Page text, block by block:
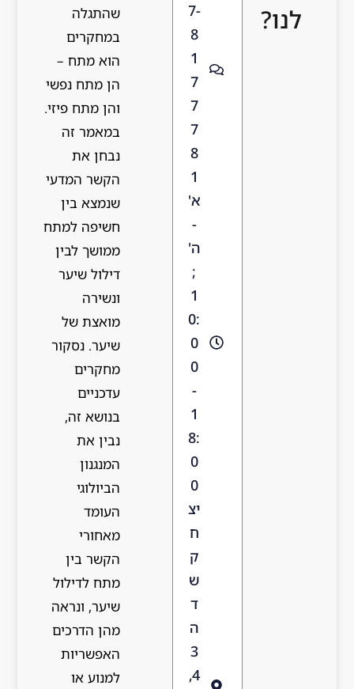
לנו?
7-
8
1
7
7
7
8
1
א'
-
ה'
;
1
0:
0
0
-
1
8:
0
0
יצ
ח
ק
ש
ד
ה
3
4,
שהתגלה
במחקרים
הוא מתח –
הן מתח נפשי
והן מתח פיזי.
במאמר זה
נבחן את
הקשר המדעי
שנמצא בין
חשיפה למתח
ממושך לבין
דילול שיער
ונשירה
מואצת של
שיער. נסקור
מחקרים
עדכניים
בנושא זה,
נבין את
המנגנון
הביולוגי
העומד
מאחורי
הקשר בין
מתח לדילול
שיער, ונראה
מהן הדרכים
האפשריות
למנוע או